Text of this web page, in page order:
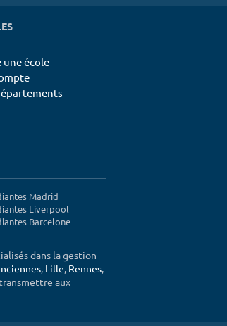
école
Madrid
Liverpool
Barcelone
dans la gestion
, Lille, Rennes,
aux